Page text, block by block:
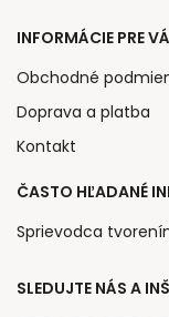
SLEDUJTE NÁS A
INFORMÁCIE PRE
Obchodné
Doprava a platba
Kontakt
ČASTO HĽADANÉ
Sprievodca